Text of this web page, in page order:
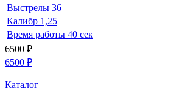
Выстрелы 36
Калибр 1,25
Время работы 40 сек
6500 ₽
6500 ₽
Каталог